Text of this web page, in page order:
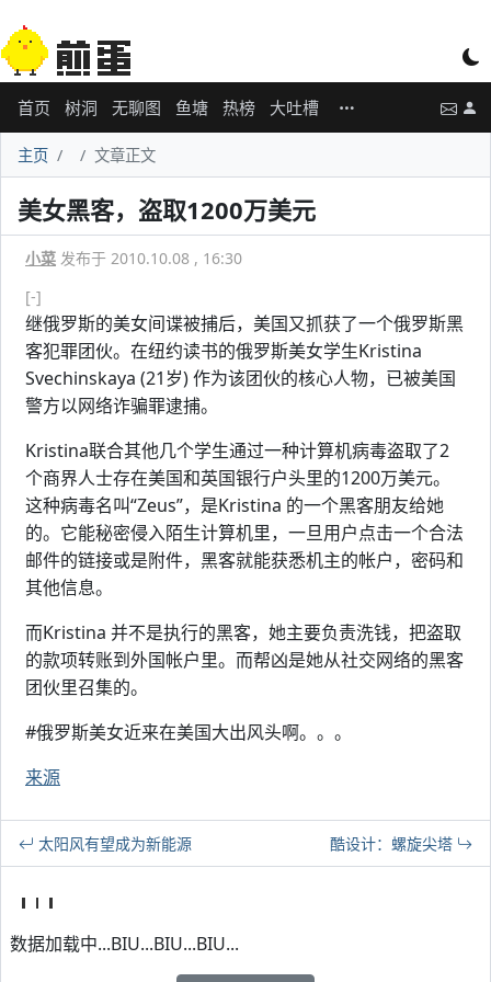
首页 树洞 无聊图 鱼塘 热榜 大吐槽
主页 文章正文
美女黑客，盗取1200万美元
小菜 发布于 2010.10.08 , 16:30
[-]
继俄罗斯的美女间谍被捕后，美国又抓获了一个俄罗斯黑
客犯罪团伙。在纽约读书的俄罗斯美女学生Kristina
Svechinskaya (21岁) 作为该团伙的核心人物，已被美国
警方以网络诈骗罪逮捕。
Kristina联合其他几个学生通过一种计算机病毒盗取了2
个商界人士存在美国和英国银行户头里的1200万美元。
这种病毒名叫“Zeus”，是Kristina 的一个黑客朋友给她
的。它能秘密侵入陌生计算机里，一旦用户点击一个合法
邮件的链接或是附件，黑客就能获悉机主的帐户，密码和
其他信息。
而Kristina 并不是执行的黑客，她主要负责洗钱，把盗取
的款项转账到外国帐户里。而帮凶是她从社交网络的黑客
团伙里召集的。
#俄罗斯美女近来在美国大出风头啊。。。
来源
太阳风有望成为新能源 酷设计：螺旋尖塔
数据加载中...BIU...BIU...BIU...